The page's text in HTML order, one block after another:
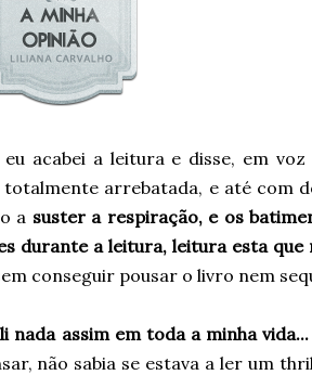
acabei a leitura e disse, em voz
arrebatada, e até com
a suster a respiração, e os
durante a leitura, leitura esta que
conseguir pousar o livro nem
nada assim em toda a minha vida...
não sabia se estava a ler um